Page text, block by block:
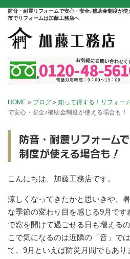
防音・耐震リフォームで安心・安全♪補助金制度が使
市でリフォームは加藤工務店へ
HOME » ブログ » 知って得する！リフォー
で安心・安全♪補助金制度が使える場合も！
防音・耐震リフォーム
制度が使える場合も！
こんにちは、加藤工務店です。
涼しくなってきたかと思いきや、
な季節の変わり目を感じる9月で
で窓を開けて過ごせる日も増える
こで気になるのは近隣の「音」で
て、9月といえば防災月間でもあり